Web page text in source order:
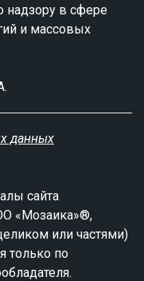
надзору в сфере
и массовых
данных
сайта
«Мозаика»®,
или частями)
только по